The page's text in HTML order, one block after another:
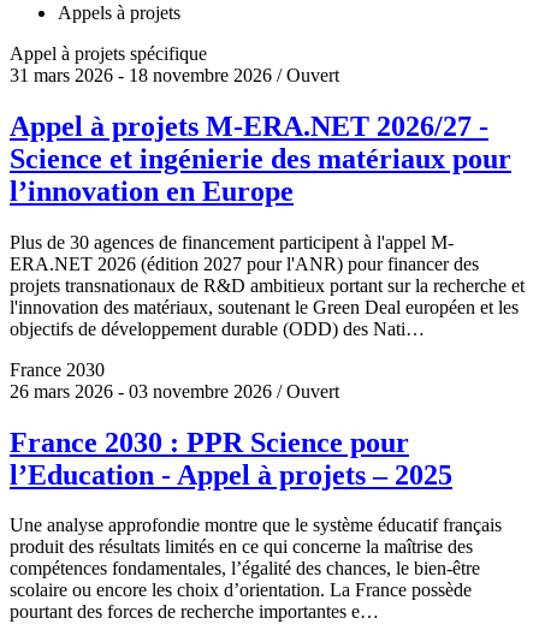
Appels à projets
Appel à projets spécifique
31 mars 2026 - 18 novembre 2026 / Ouvert
Appel à projets M-ERA.NET 2026/27 -
Science et ingénierie des matériaux pour
l’innovation en Europe
Plus de 30 agences de financement participent à l'appel M-
ERA.NET 2026 (édition 2027 pour l'ANR) pour financer des
projets transnationaux de R&D ambitieux portant sur la recherche et
l'innovation des matériaux, soutenant le Green Deal européen et les
objectifs de développement durable (ODD) des Nati…
France 2030
26 mars 2026 - 03 novembre 2026 / Ouvert
France 2030 : PPR Science pour
l’Education - Appel à projets – 2025
Une analyse approfondie montre que le système éducatif français
produit des résultats limités en ce qui concerne la maîtrise des
compétences fondamentales, l’égalité des chances, le bien-être
scolaire ou encore les choix d’orientation. La France possède
pourtant des forces de recherche importantes e…